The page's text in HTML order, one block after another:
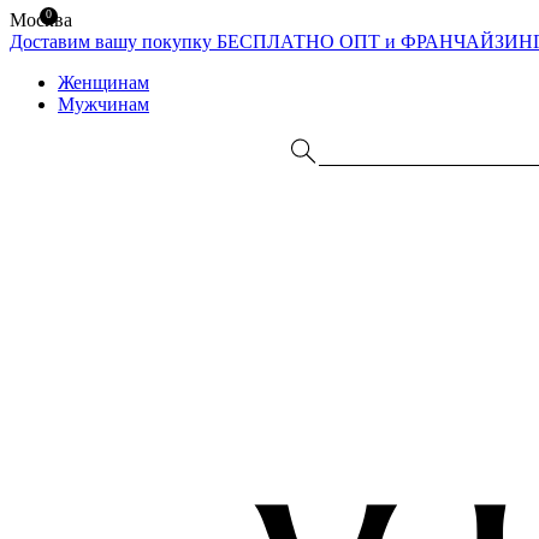
Москва
Доставим вашу покупку БЕСПЛАТНО ОПТ и
Женщинам
Мужчинам
0